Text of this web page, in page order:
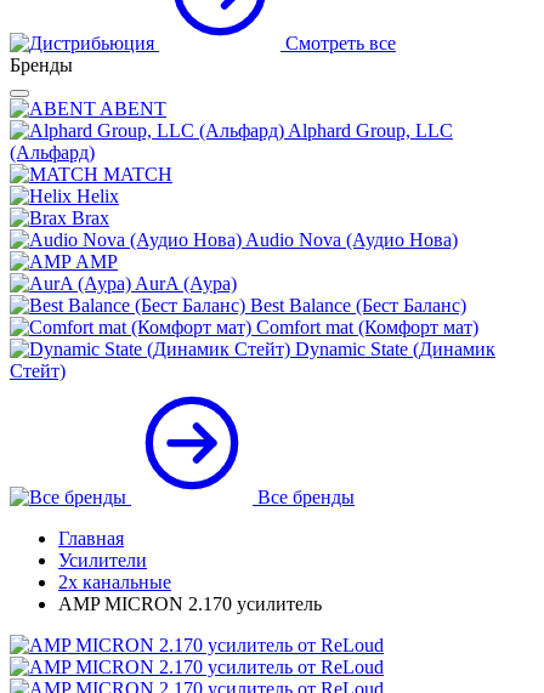
Смотреть все
Бренды
ABENT
Alphard Group, LLC
(Альфард)
MATCH
Helix
Brax
Audio Nova (Аудио Нова)
AMP
AurA (Аура)
Best Balance (Бест Баланс)
Comfort mat (Комфорт мат)
Dynamic State (Динамик
Стейт)
Все бренды
Главная
Усилители
2х канальные
AMP MICRON 2.170 усилитель